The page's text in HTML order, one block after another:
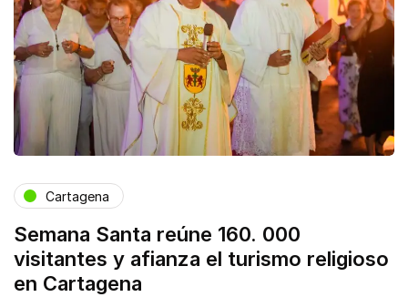
Cartagena
Semana Santa reúne 160. 000
visitantes y afianza el turismo religioso
en Cartagena